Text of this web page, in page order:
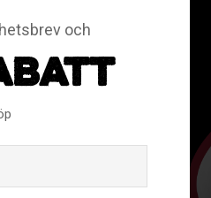
RELATERADE
och